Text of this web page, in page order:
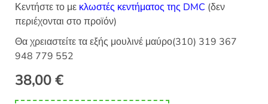
Κεντήστε το με κλωστές κεντήματος της DMC (δεν
περιέχονται στο προϊόν)
Θα χρειαστείτε τα εξής μουλινέ μαύρο(310) 319 367
948 779 552
38,00€